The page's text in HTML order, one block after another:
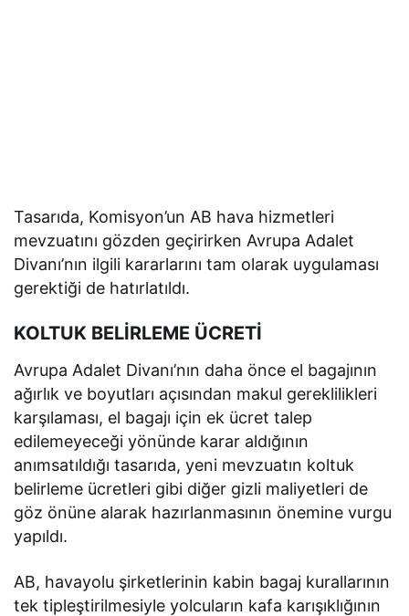
Tasarıda, Komisyon’un AB hava hizmetleri
mevzuatını gözden geçirirken Avrupa Adalet
Divanı’nın ilgili kararlarını tam olarak uygulaması
gerektiği de hatırlatıldı.
KOLTUK BELİRLEME ÜCRETİ
Avrupa Adalet Divanı’nın daha önce el bagajının
ağırlık ve boyutları açısından makul gereklilikleri
karşılaması, el bagajı için ek ücret talep
edilemeyeceği yönünde karar aldığının
anımsatıldığı tasarıda, yeni mevzuatın koltuk
belirleme ücretleri gibi diğer gizli maliyetleri de
göz önüne alarak hazırlanmasının önemine vurgu
yapıldı.
AB, havayolu şirketlerinin kabin bagaj kurallarının
tek tipleştirilmesiyle yolcuların kafa karışıklığının